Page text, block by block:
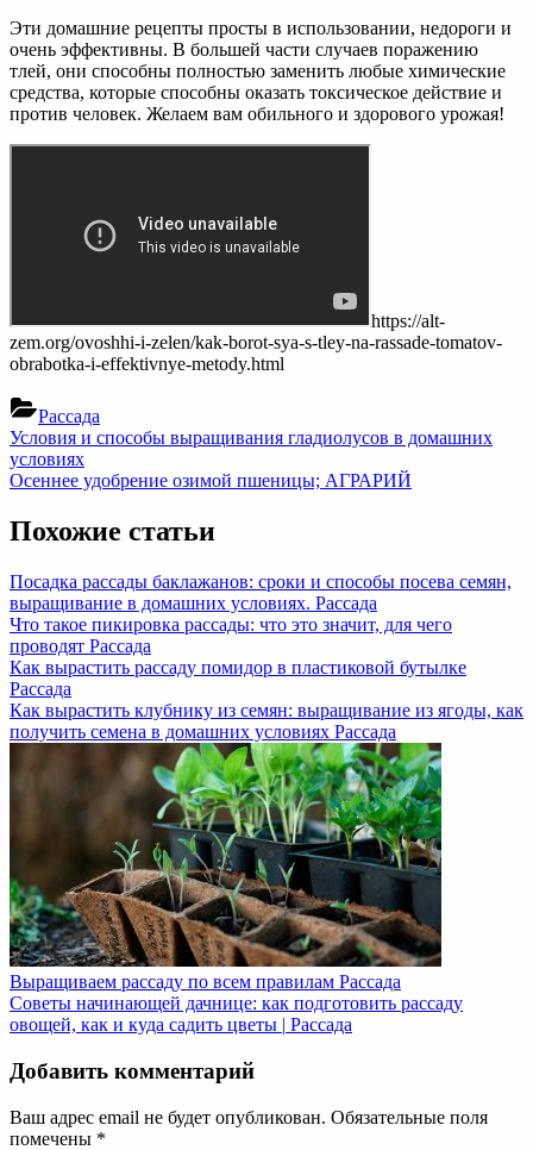
Эти домашние рецепты просты в использовании, недороги и
очень эффективны. В большей части случаев поражению
тлей, они способны полностью заменить любые химические
средства, которые способны оказать токсическое действие и
против человек. Желаем вам обильного и здорового урожая!
https://alt-
zem.org/ovoshhi-i-zelen/kak-borot-sya-s-tley-na-rassade-tomatov-
obrabotka-i-effektivnye-metody.html
Рассада
Навигация
по
Previous
Post:
Условия и способы выращивания гладиолусов в домашних
условиях
Next
Осеннее удобрение озимой пшеницы; АГРАРИЙ
Похожие статьи
Посадка рассады баклажанов: сроки и способы посева семян,
выращивание в домашних условиях. Рассада
Что такое пикировка рассады: что это значит, для чего
проводят Рассада
Как вырастить рассаду помидор в пластиковой бутылке
Рассада
Как вырастить клубнику из семян: выращивание из ягоды, как
получить семена в домашних условиях Рассада
Выращиваем рассаду по всем правилам Рассада
Советы начинающей дачнице: как подготовить рассаду
овощей, как и куда садить цветы | Рассада
Добавить комментарий
Ваш адрес email не будет опубликован. Обязательные поля
помечены *